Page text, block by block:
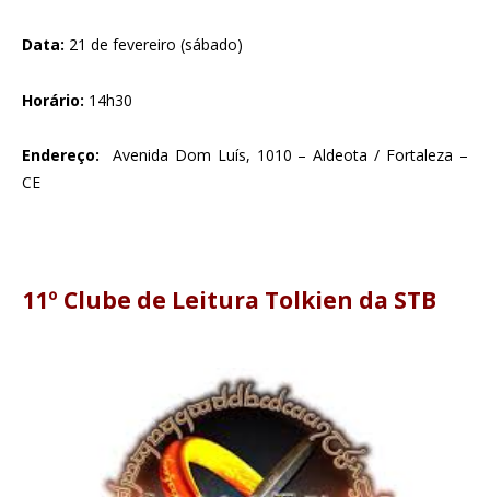
Data: 21 de fevereiro (sábado)
Horário: 14h30
Endereço: Avenida Dom Luís, 1010 – Aldeota / Fortaleza –
CE
11º Clube de Leitura Tolkien da STB